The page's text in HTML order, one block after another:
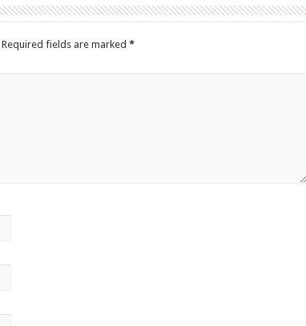
Required fields are marked *